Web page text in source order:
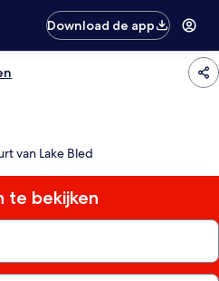
Download de app
van Lake Bled
te bekijken